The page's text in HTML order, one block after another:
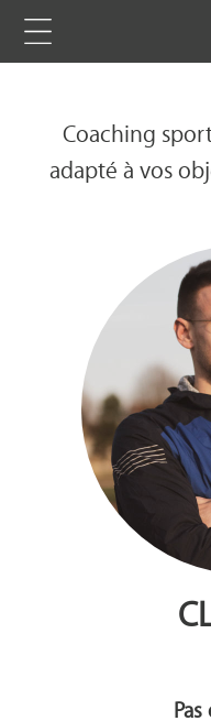
Coaching
adapté à vos